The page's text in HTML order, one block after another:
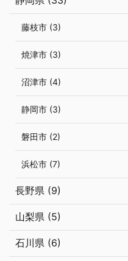
藤枝市 (3)
焼津市 (3)
沼津市 (4)
静岡市 (3)
磐田市 (2)
浜松市 (7)
長野県 (9)
山梨県 (5)
石川県 (6)